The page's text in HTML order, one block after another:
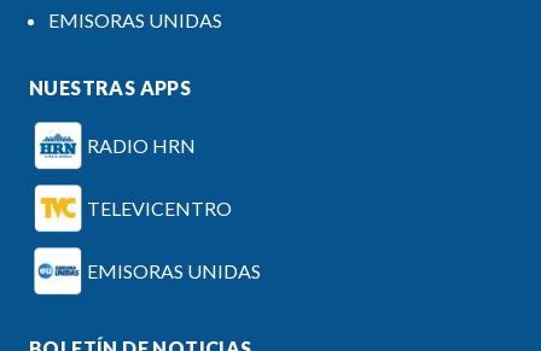
EMISORAS UNIDAS
NUESTRAS APPS
RADIO HRN
TELEVICENTRO
EMISORAS UNIDAS